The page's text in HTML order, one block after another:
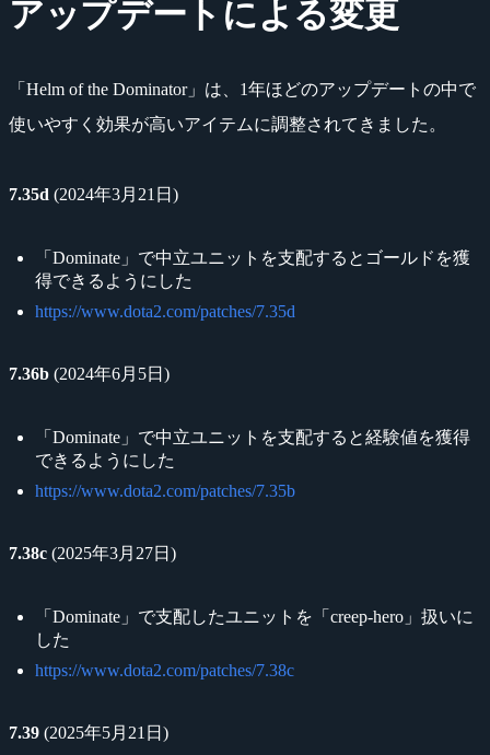
アップデートによる変更
「Helm of the Dominator」は、1年ほどのアップデートの中で
使いやすく効果が高いアイテムに調整されてきました。
7.35d (2024年3月21日)
「Dominate」で中立ユニットを支配するとゴールドを獲
得できるようにした
https://www.dota2.com/patches/7.35d
7.36b (2024年6月5日)
「Dominate」で中立ユニットを支配すると経験値を獲得
できるようにした
https://www.dota2.com/patches/7.35b
7.38c (2025年3月27日)
「Dominate」で支配したユニットを「creep-hero」扱いに
した
https://www.dota2.com/patches/7.38c
7.39 (2025年5月21日)